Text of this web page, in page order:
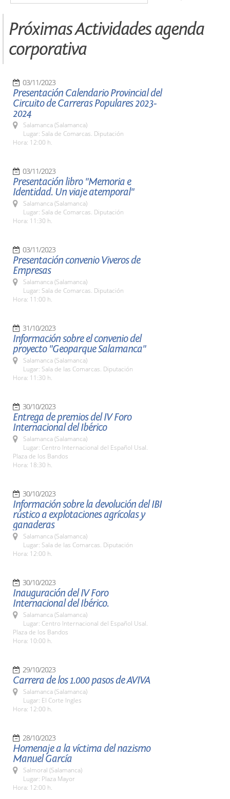
Próximas Actividades agenda
corporativa
03/11/2023
Presentación Calendario Provincial del
Circuito de Carreras Populares 2023-
2024
Salamanca (Salamanca)
Lugar: Sala de Comarcas. Diputación
Hora: 12:00 h.
03/11/2023
Presentación libro "Memoria e
Identidad. Un viaje atemporal"
Salamanca (Salamanca)
Lugar: Sala de Comarcas. Diputación
Hora: 11:30 h.
03/11/2023
Presentación convenio Viveros de
Empresas
Salamanca (Salamanca)
Lugar: Sala de Comarcas. Diputación
Hora: 11:00 h.
31/10/2023
Información sobre el convenio del
proyecto "Geoparque Salamanca"
Salamanca (Salamanca)
Lugar: Sala de las Comarcas. Diputación
Hora: 11:30 h.
30/10/2023
Entrega de premios del IV Foro
Internacional del Ibérico
Salamanca (Salamanca)
Lugar: Centro Internacional del Español Usal.
Plaza de los Bandos
Hora: 18:30 h.
30/10/2023
Información sobre la devolución del IBI
rústico a explotaciones agrícolas y
ganaderas
Salamanca (Salamanca)
Lugar: Sala de las Comarcas. Diputación
Hora: 12:00 h.
30/10/2023
Inauguración del IV Foro
Internacional del Ibérico.
Salamanca (Salamanca)
Lugar: Centro Internacional del Español Usal.
Plaza de los Bandos
Hora: 10:00 h.
29/10/2023
Carrera de los 1.000 pasos de AVIVA
Salamanca (Salamanca)
Lugar: El Corte Ingles
Hora: 12:00 h.
28/10/2023
Homenaje a la víctima del nazismo
Manuel García
Salmoral (Salamanca)
Lugar: Plaza Mayor
Hora: 12:00 h.